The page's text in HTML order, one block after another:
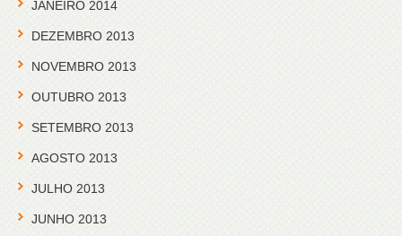
JANEIRO 2014
DEZEMBRO 2013
NOVEMBRO 2013
OUTUBRO 2013
SETEMBRO 2013
AGOSTO 2013
JULHO 2013
JUNHO 2013